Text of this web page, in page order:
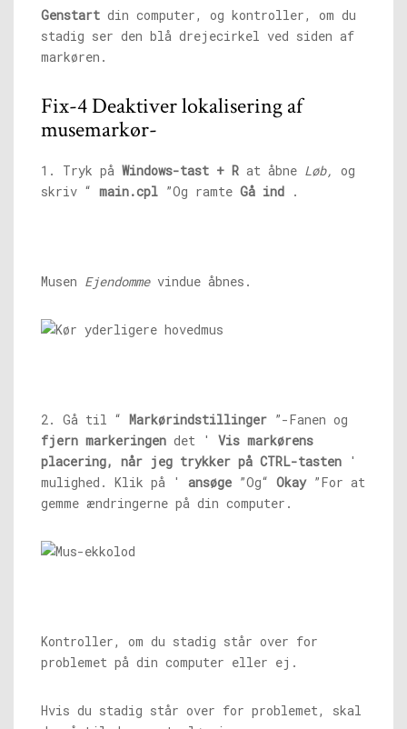
Genstart din computer, og kontroller, om du
stadig ser den blå drejecirkel ved siden af ​​
markøren.
Fix-4 Deaktiver lokalisering af
musemarkør-
1. Tryk på Windows-tast + R at åbne Løb, og
skriv “ main.cpl ”Og ramte Gå ind .
Musen Ejendommevindue åbnes.
2. Gå til “ Markørindstillinger ”-Fanen og
fjern markeringen det ' Vis markørens
placering, når jeg trykker på CTRL-tasten '
mulighed. Klik på ' ansøge ”Og“ Okay”For at
gemme ændringerne på din computer.
Kontroller, om du stadig står over for
problemet på din computer eller ej.
Hvis du stadig står over for problemet, skal